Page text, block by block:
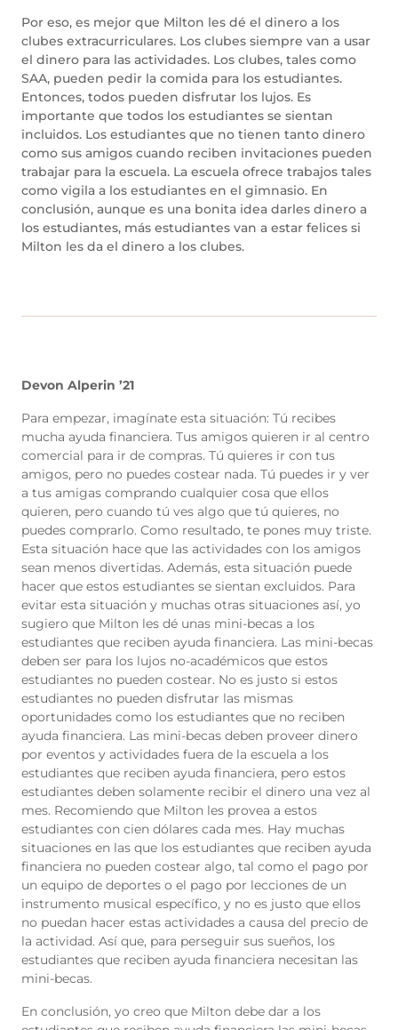
Por eso, es mejor que Milton les dé el dinero a los
clubes extracurriculares. Los clubes siempre van a usar
el dinero para las actividades. Los clubes, tales como
SAA, pueden pedir la comida para los estudiantes.
Entonces, todos pueden disfrutar los lujos. Es
importante que todos los estudiantes se sientan
incluidos. Los estudiantes que no tienen tanto dinero
como sus amigos cuando reciben invitaciones pueden
trabajar para la escuela. La escuela ofrece trabajos tales
como vigila a los estudiantes en el gimnasio. En
conclusión, aunque es una bonita idea darles dinero a
los estudiantes, más estudiantes van a estar felices si
Milton les da el dinero a los clubes.
Devon Alperin ’21
Para empezar, imagínate esta situación: Tú recibes
mucha ayuda financiera. Tus amigos quieren ir al centro
comercial para ir de compras. Tú quieres ir con tus
amigos, pero no puedes costear nada. Tú puedes ir y ver
a tus amigas comprando cualquier cosa que ellos
quieren, pero cuando tú ves algo que tú quieres, no
puedes comprarlo. Como resultado, te pones muy triste.
Esta situación hace que las actividades con los amigos
sean menos divertidas. Además, esta situación puede
hacer que estos estudiantes se sientan excluidos. Para
evitar esta situación y muchas otras situaciones así, yo
sugiero que Milton les dé unas mini-becas a los
estudiantes que reciben ayuda financiera. Las mini-becas
deben ser para los lujos no-académicos que estos
estudiantes no pueden costear. No es justo si estos
estudiantes no pueden disfrutar las mismas
oportunidades como los estudiantes que no reciben
ayuda financiera. Las mini-becas deben proveer dinero
por eventos y actividades fuera de la escuela a los
estudiantes que reciben ayuda financiera, pero estos
estudiantes deben solamente recibir el dinero una vez al
mes. Recomiendo que Milton les provea a estos
estudiantes con cien dólares cada mes. Hay muchas
situaciones en las que los estudiantes que reciben ayuda
financiera no pueden costear algo, tal como el pago por
un equipo de deportes o el pago por lecciones de un
instrumento musical específico, y no es justo que ellos
no puedan hacer estas actividades a causa del precio de
la actividad. Así que, para perseguir sus sueños, los
estudiantes que reciben ayuda financiera necesitan las
mini-becas.
En conclusión, yo creo que Milton debe dar a los